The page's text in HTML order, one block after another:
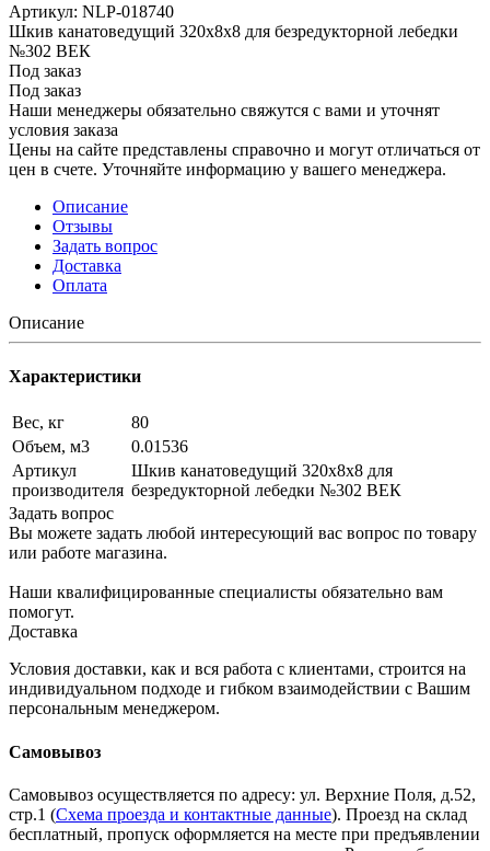
Артикул: NLP-018740
Шкив канатоведущий 320х8х8 для безредукторной лебедки
№302 ВЕК
Под заказ
Под заказ
Наши менеджеры обязательно свяжутся с вами и уточнят
условия заказа
Цены на сайте представлены справочно и могут отличаться от
цен в счете. Уточняйте информацию у вашего менеджера.
Описание
Отзывы
Задать вопрос
Доставка
Оплата
Описание
Характеристики
Вес, кг
80
Объем, м3
0.01536
Артикул
производителя
Шкив канатоведущий 320х8х8 для
безредукторной лебедки №302 ВЕК
Задать вопрос
Вы можете задать любой интересующий вас вопрос по товару
или работе магазина.
Наши квалифицированные специалисты обязательно вам
помогут.
Доставка
Условия доставки, как и вся работа с клиентами, строится на
индивидуальном подходе и гибком взаимодействии с Вашим
персональным менеджером.
Самовывоз
Самовывоз осуществляется по адресу: ул. Верхние Поля, д.52,
стр.1 (Схема проезда и контактные данные). Проезд на склад
бесплатный, пропуск оформляется на месте при предъявлении